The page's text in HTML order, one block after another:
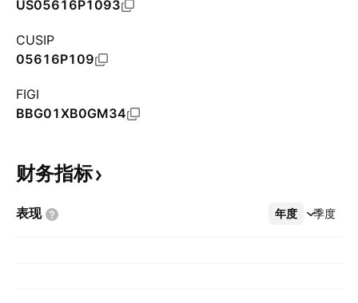
US05616P1093
CUSIP
05616P109
FIGI
BBG01XB0GM34
财务指标
表现 年度 季度
更多